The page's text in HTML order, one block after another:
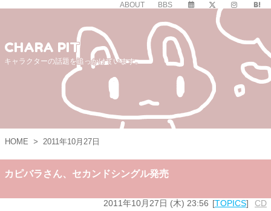
ABOUT BBS
CHARA PIT
キャラクターの話題を追っかけています。
HOME > 2011年10月27日
カピバラさん、セカンドシングル発売
2011年10月27日 (木) 23:56 TOPICS CD